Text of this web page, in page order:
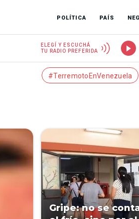
POLÍTICA PAÍS
ELEGÍ Y ESCUCHÁ
TU RADIO PREFERIDA
#TerremotoEnVenezuela
Gripe: no se